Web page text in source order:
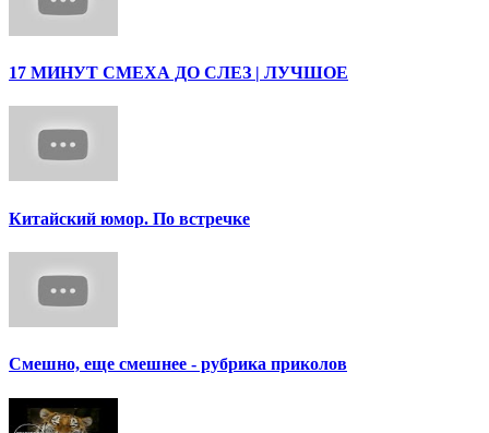
17 МИНУТ СМЕХА ДО СЛЕЗ | ЛУЧШОЕ
Китайский юмор. По встречке
Смешно, еще смешнее - рубрика приколов